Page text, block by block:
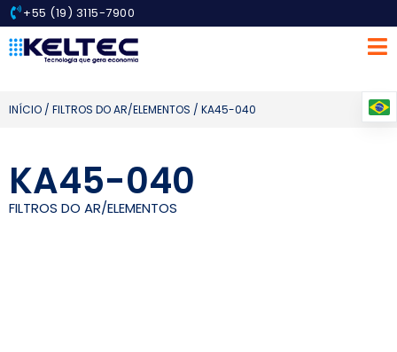
+55 (19) 3115-7900
INÍCIO / FILTROS DO AR/ELEMENTOS / KA45-040
KA45-040
FILTROS DO AR/ELEMENTOS